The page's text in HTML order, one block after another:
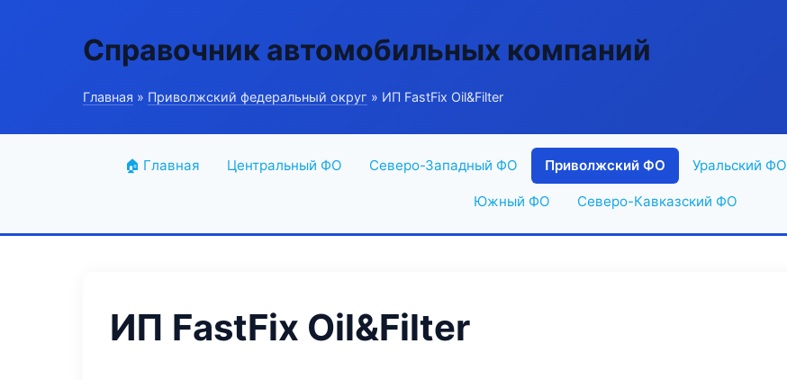
Справочник автомобильных компаний
Главная » Приволжский федеральный округ » ИП FastFix Oil&Filter
🏠 Главная Центральный ФО Северо-Западный ФО Приволжский ФО Уральский ФО
Южный ФО Северо-Кавказский ФО
ИП FastFix Oil&Filter